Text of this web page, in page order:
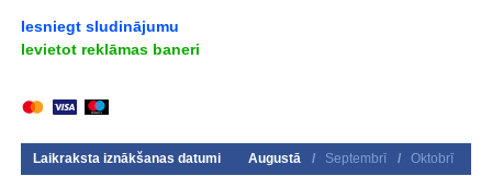
Iesniegt sludinājumu
Ievietot reklāmas baneri
Laikraksta iznākšanas datumi Augustā / Septembrī /
Oktobrī